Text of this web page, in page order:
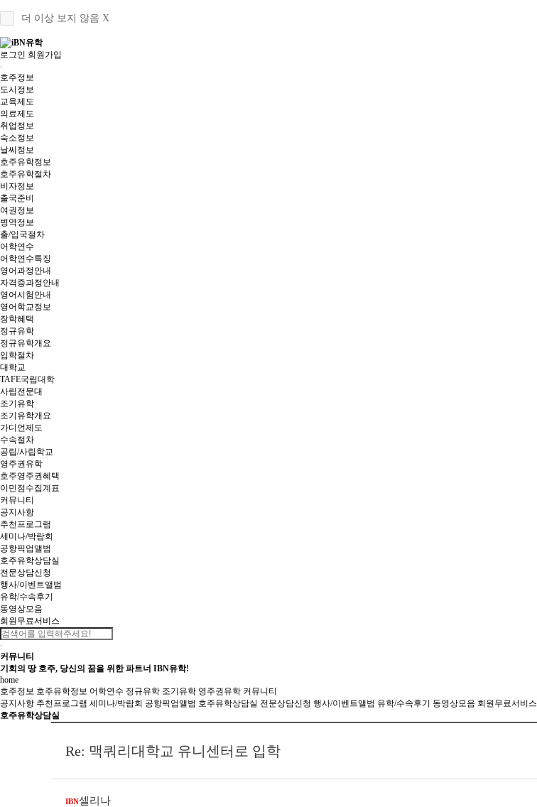
더 이상 보지 않음 X
로그인 회원가입
호주정보
도시정보
교육제도
의료제도
취업정보
숙소정보
날씨정보
호주유학정보
호주유학절차
비자정보
출국준비
여권정보
병역정보
출/입국절차
어학연수
어학연수특징
영어과정안내
자격증과정안내
영어시험안내
영어학교정보
장학혜택
정규유학
정규유학개요
입학절차
대학교
TAFE국립대학
사립전문대
조기유학
조기유학개요
가디언제도
수속절차
공립/사립학교
영주권유학
호주영주권혜택
이민점수집계표
커뮤니티
공지사항
추천프로그램
세미나/박람회
공항픽업앨범
호주유학상담실
전문상담신청
행사/이벤트앨범
유학/수속후기
동영상모음
회원무료서비스
커뮤니티
기회의 땅 호주, 당신의 꿈을 위한 파트너 IBN유학!
home
호주정보 호주유학정보 어학연수 정규유학 조기유학 영주권유학 커뮤니티
공지사항 추천프로그램 세미나/박람회 공항픽업앨범 호주유학상담실 전문상담신청 행사/이벤트앨범 유학/수속후기 동영상모음 회원무료서비스
호주유학상담실
Re: 맥쿼리대학교 유니센터로 입학
IBN셀리나